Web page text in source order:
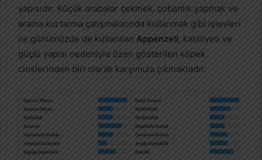
yapısıdır. Küçük arabalar çekmek, çobanlık yapmak ve
arama kurtarma çalışmalarında kullanmak gibi işlevleri
ile günümüzde de kullanılan Appenzell, kabiliyeti ve
güçlü yapısı nedeniyle özen gösterilen köpek
cinslerinden biri olarak karşımıza çıkmaktadır.